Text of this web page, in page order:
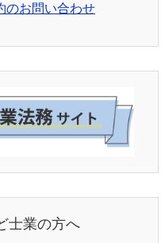
のお問い合わせ
士業の方へ